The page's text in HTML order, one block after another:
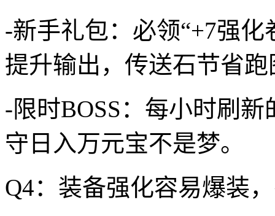
-新手礼包：必领“+7强化
提升输出，传送石节省
-限时BOSS：每小时刷
守日入万元宝不是梦。
Q4：装备强化容易爆装